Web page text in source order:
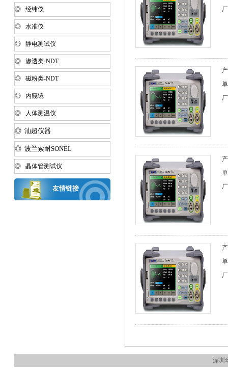
◎ 经纬仪
◎ 水准仪
◎ 静电测试仪
◎ 渗透类-NDT
◎ 磁粉类-NDT
◎ 内窥镜
◎ 人体测温仪
◎ 汕超仪器
◎ 波兰索耐SONEL
◎ 晶体管测试仪
友情链接
深圳